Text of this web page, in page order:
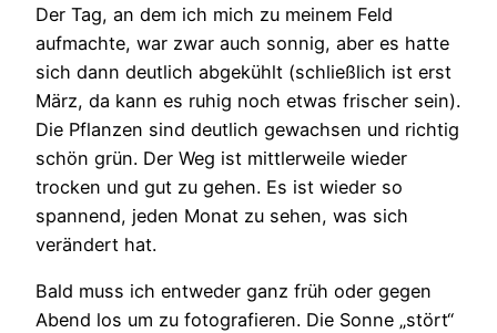
Der Tag, an dem ich mich zu meinem Feld
aufmachte, war zwar auch sonnig, aber es hatte
sich dann deutlich abgekühlt (schließlich ist erst
März, da kann es ruhig noch etwas frischer sein).
Die Pflanzen sind deutlich gewachsen und richtig
schön grün. Der Weg ist mittlerweile wieder
trocken und gut zu gehen. Es ist wieder so
spannend, jeden Monat zu sehen, was sich
verändert hat.
Bald muss ich entweder ganz früh oder gegen
Abend los um zu fotografieren. Die Sonne „stört“